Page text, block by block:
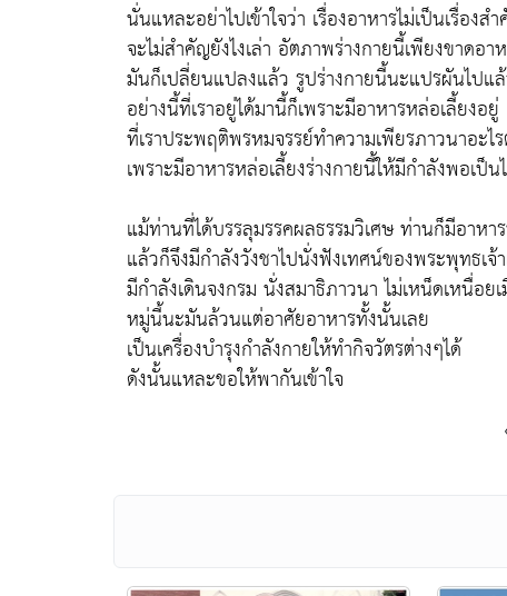
นั่นแหละอย่าไปเข้าใจว่า เรื่องอาหารไม่เป็นเรื่องส
จะไม่สำคัญยังไงเล่า อัตภาพร่างกายนี้เพียงขาดอ
มันก็เปลี่ยนแปลงแล้ว รูปร่างกายนี้นะแปรผันไปแ
อย่างนี้ที่เราอยู่ได้มานี้ก็เพราะมีอาหารหล่อเลี้ยงอยู่
ที่เราประพฤติพรหมจรรย์ทำความเพียรภาวนาอะไ
เพราะมีอาหารหล่อเลี้ยงร่างกายนี้ให้มีกำลังพอเป็น
แม้ท่านที่ได้บรรลุมรรคผลธรรมวิเศษ ท่านก็มีอาหา
แล้วก็จึงมีกำลังวังชาไปนั่งฟังเทศน์ของพระพุทธเ
มีกำลังเดินจงกรม นั่งสมาธิภาวนา ไม่เหน็ดเหนื่อย
หมู่นี้นะมันล้วนแต่อาศัยอาหารทั้งนั้นเลย
เป็นเครื่องบำรุงกำลังกายให้ทำกิจวัตรต่างๆได้
ดังนั้นแหละขอให้พากันเข้าใจ